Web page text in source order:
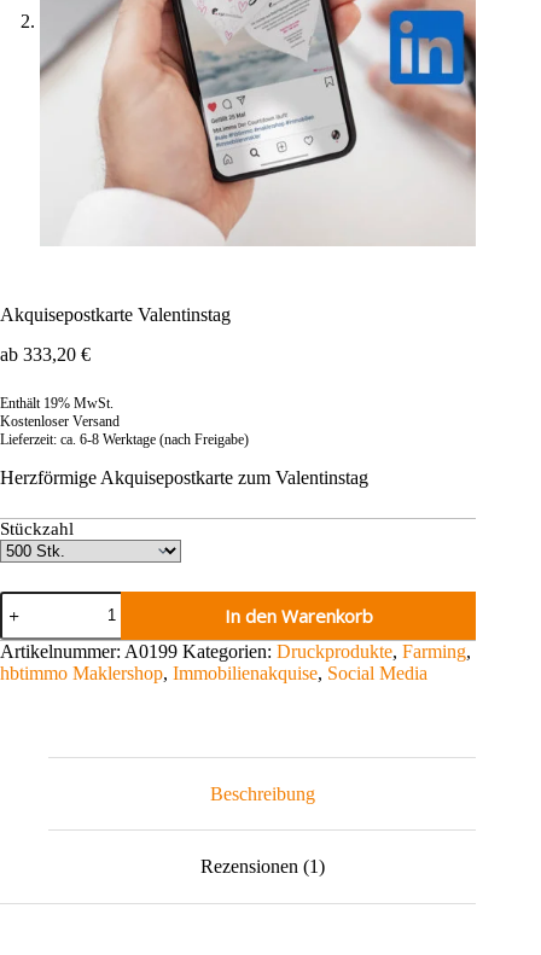
Akquisepostkarte Valentinstag
ab 333,20 €
Enthält 19% MwSt.
Kostenloser Versand
Lieferzeit: ca. 6-8 Werktage (nach Freigabe)
Herzförmige Akquisepostkarte zum Valentinstag
Stückzahl
Akquisepostkarte
Valentinstag
Menge
In den Warenkorb
Artikelnummer: A0199 Kategorien: Druckprodukte, Farming,
hbtimmo Maklershop, Immobilienakquise, Social Media
Beschreibung
Rezensionen (1)